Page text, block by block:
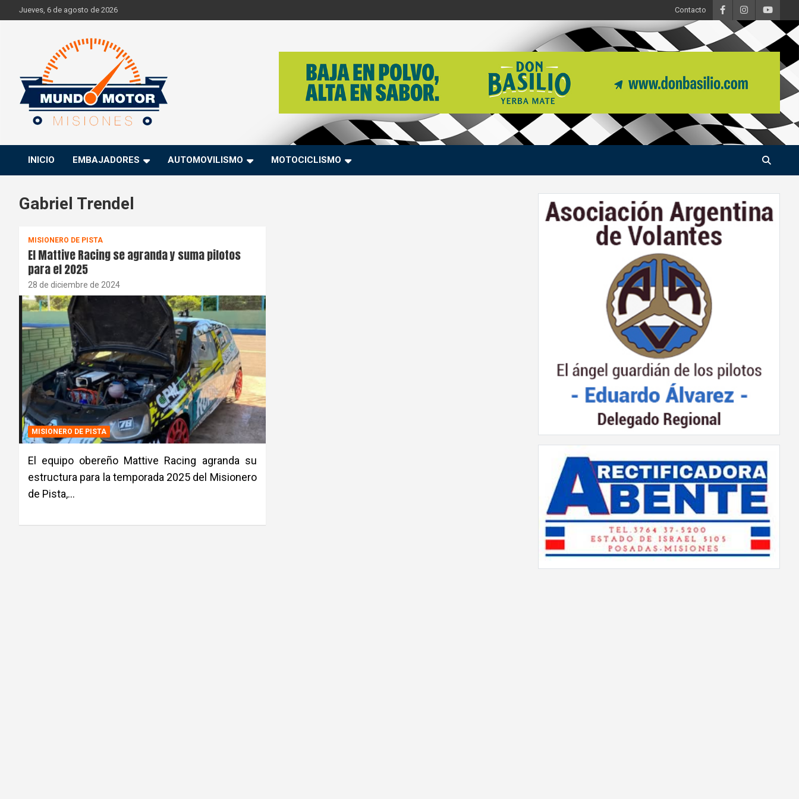
to
Jueves, 6 de agosto de 2026 Contacto
Mundo Motor Misiones
INICIO EMBAJADORES AUTOMOVILISMO MOTOCICLISMO
Gabriel Trendel
MISIONERO DE PISTA
El Mattive Racing se agranda y suma pilotos
para el 2025
28 de diciembre de 2024
MISIONERO DE PISTA
El equipo obereño Mattive Racing agranda su
estructura para la temporada 2025 del Misionero
de Pista,…